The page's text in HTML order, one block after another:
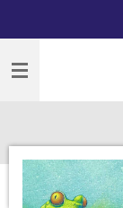
naar